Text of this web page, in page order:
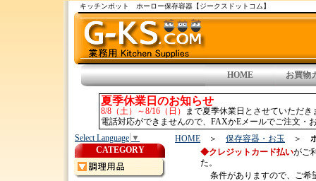
キッチンポット ホーロー保存容器【ジークスドットコム】
HOME お買物
夏季休業日のお知らせ
8/8（土）～8/16（日）
まで夏季休業日とさせていただき
電話対応ができませんので、FAXかEメールでご注文・
HOME ＞ 保存容器・お玉 ＞
◆クレジットカード払いがご
た。
条件がありますので、ご希
Select Language ▼
CATEGORY